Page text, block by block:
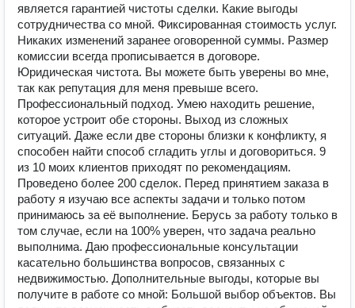
является гарантией чистоты сделки. Какие выгоды
сотрудничества со мной. Фиксированная стоимость услуг.
Никаких изменений заранее оговоренной суммы. Размер
комиссии всегда прописывается в договоре.
Юридическая чистота. Вы можете быть уверены во мне,
так как репутация для меня превыше всего.
Профессиональный подход. Умею находить решение,
которое устроит обе стороны. Выход из сложных
ситуаций. Даже если две стороны близки к конфликту, я
способен найти способ сгладить углы и договориться. 9
из 10 моих клиентов приходят по рекомендациям.
Проведено более 200 сделок. Перед принятием заказа в
работу я изучаю все аспекты задачи и только потом
принимаюсь за её выполнение. Берусь за работу только в
том случае, если на 100% уверен, что задача реально
выполнима. Даю профессиональные консультации
касательно большинства вопросов, связанных с
недвижимостью. Дополнительные выгоды, которые вы
получите в работе со мной: Большой выбор объектов. Вы